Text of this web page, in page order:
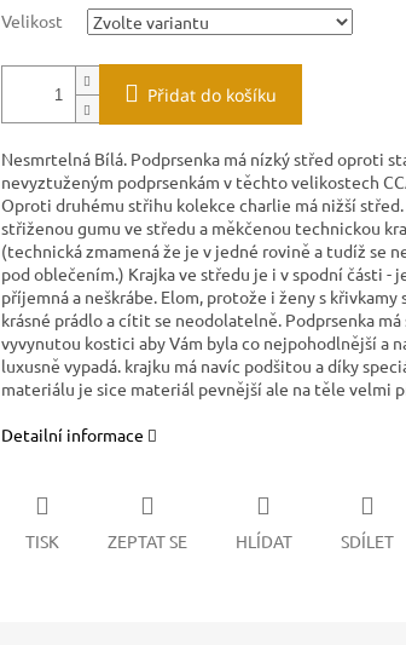
Velikost
Přidat do košíku
Nesmrtelná Bílá. Podprsenka má nízký střed oproti
nevyztuženým podprsenkám v těchto velikostech
Oproti druhému střihu kolekce charlie má nižší střed.
střiženou gumu ve středu a měkčenou technickou
(technická zmamená že je v jedné rovině a tudíž se
pod oblečením.) Krajka ve středu je i v spodní části -
příjemná a neškrábe. Elom, protože i ženy s křivkamy
krásné prádlo a cítit se neodolatelně. Podprsenka má
vyvynutou kostici aby Vám byla co nejpohodlnější a
luxusně vypadá. krajku má navíc podšitou a díky
materiálu je sice materiál pevnější ale na těle velmi
Detailní informace
TISK ZEPTAT SE HLÍDAT SDÍLET